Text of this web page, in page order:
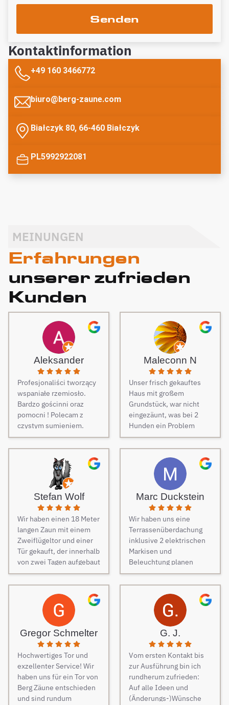
Senden
Kontaktinformation
+49 160 3466772
biuro@berg-zaune.com
Białczyk 80, 66-460 Białczyk
PL5992922081
Erfahrungen
unserer zufrieden
Kunden
MEINUNGEN
Aleksander
Profesjonaliści tworzący
wspaniałe rzemiosło.
Bardzo gościnni oraz
pomocni ! Polecam z
czystym sumieniem.
Maleconn N
Unser frisch gekauftes
Haus mit großem
Grundstück, war nicht
eingezäunt, was bei 2
Hunden ein Problem
darstellt. Daher musste
dringend und schnell ein
Zaun her. Auf Empfehlung
von Freunden haben wir
unseren Zaun bei Berg
Zäune beauftragt und es
keine Sekunde bereut.
Dieser Tipp war wirklich
Gold wert! Von Angebot
bis zur Fertigstellung des
Zauns, verlief alles
absolut reibungslos. Alle
Fragen wurden im
Vorfeld schnell
beantwortet, auf
Sonderwünsche wurde
eingegangen und
Verständigungsprobleme
gab es auch keine, ganz
zu schweigen davon,
dass der Preis auch
unschlagbar war. Die 2
Männer, die vor Ort waren
und den Zaun aufgestellt
haben, waren super nett,
Stefan Wolf
Wir haben einen 18 Meter
langen Zaun mit einem
Zweiflügeltor und einer
Tür gekauft, der innerhalb
von zwei Tagen aufgebaut
wurde. Am dritten Tag
kamen die Elektriker, um
die Steuerung und
Elektrik des Tores
fachmännisch
anzuschließen.
Besonders
hervorzuheben ist die
Unterstützung während
des Auswahlprozesses.
Unsere
Ansprechpartnerin hat
uns großartig beraten,
Marc Duckstein
Wir haben uns eine
Terrassenüberdachung
inklusive 2 elektrischen
Markisen und
Beleuchtung planen
lassen. Es war vom
ersten Kontakt bis zur
finalen Ausführung des
Projektes eine
reibungslose
Kommunikation. Sehr
freundlich und man ist
auch auf jeden Wunsch
eingegangen. Bei der
Montage der
Überdachung waren 4
freundliche Monteure am
Werk. Auch diese
Gregor Schmelter
Hochwertiges Tor und
exzellenter Service! Wir
haben uns für ein Tor von
Berg Zäune entschieden
und sind rundum
G. J.
Vom ersten Kontakt bis
zur Ausführung bin ich
rundherum zufrieden:
Auf alle Ideen und
(Änderungs-)Wünsche